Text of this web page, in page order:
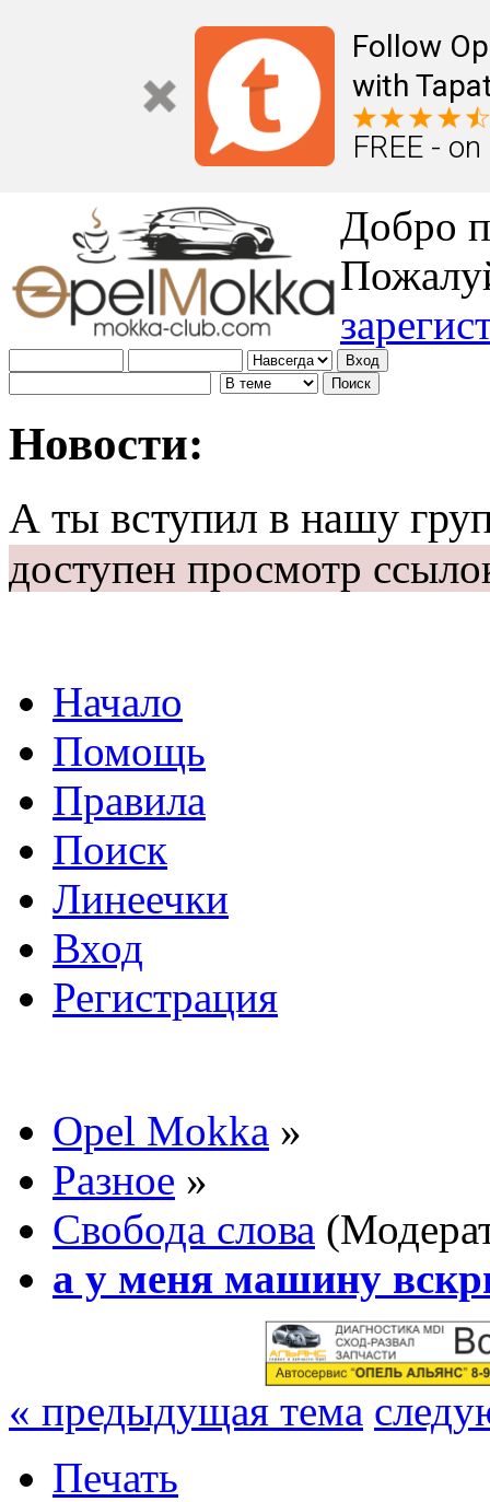
Follow
with
FREE -
Добро
Новости:
А ты вступил в нашу
доступен просмотр
Начало
Помощь
Правила
Поиск
Линеечки
Вход
Регистрация
Opel Mokka »
Разное »
Свобода слова
а у меня машину
« предыдущая тема
Печать